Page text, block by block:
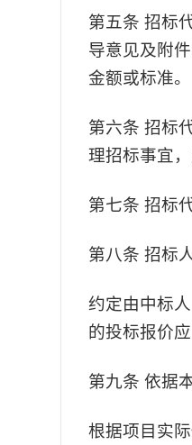
第五条 招标
导意见及附
金额或标准。
第六条 招标
理招标事宜，
第七条 招标
第八条 招标
约定由中标
的投标报价
第九条 依据
根据项目实